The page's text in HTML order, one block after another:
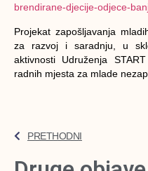
brendirane-djecije-odjece-
Projekat zapošljavanja
za razvoj i saradnju, u
aktivnosti Udruženja
radnih mjesta za mlade
PRETHODNI